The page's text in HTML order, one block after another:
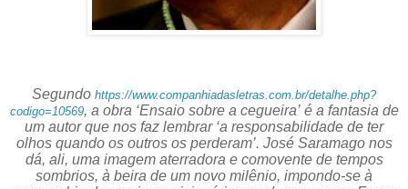
Segundo https://www.companhiadasletras.com.br/detalhe.php?
codigo=10569, a obra ‘Ensaio sobre a cegueira’é a fantasia de
um autor que nos faz lembrar ‘a responsabilidade de ter
olhos quando os outros os perderam’. José Saramago nos
dá, ali, uma imagem aterradora e comovente de tempos
sombrios, à beira de um novo milênio, impondo-se à